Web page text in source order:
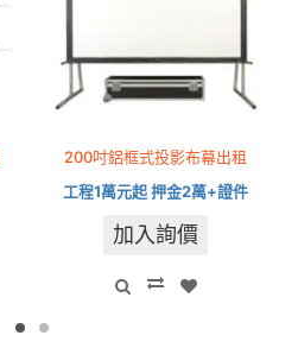
200吋鋁框式投影布幕出租
工程1萬元起 押金2萬+證件
加入詢價